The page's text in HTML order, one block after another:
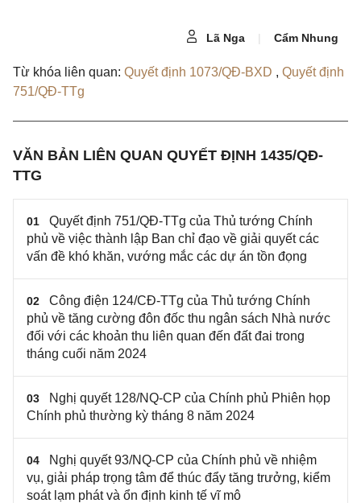
Lã Nga | Cẩm Nhung
Từ khóa liên quan: Quyết định 1073/QĐ-BXD , Quyết định
751/QĐ-TTg
VĂN BẢN LIÊN QUAN QUYẾT ĐỊNH 1435/QĐ-
TTG
01
Quyết định 751/QĐ-TTg của Thủ tướng Chính
phủ về việc thành lập Ban chỉ đạo về giải quyết các
vấn đề khó khăn, vướng mắc các dự án tồn đọng
02
Công điện 124/CĐ-TTg của Thủ tướng Chính
phủ về tăng cường đôn đốc thu ngân sách Nhà nước
đối với các khoản thu liên quan đến đất đai trong
tháng cuối năm 2024
03
Nghị quyết 128/NQ-CP của Chính phủ Phiên họp
Chính phủ thường kỳ tháng 8 năm 2024
04
Nghị quyết 93/NQ-CP của Chính phủ về nhiệm
vụ, giải pháp trọng tâm để thúc đẩy tăng trưởng, kiểm
soát lạm phát và ổn định kinh tế vĩ mô